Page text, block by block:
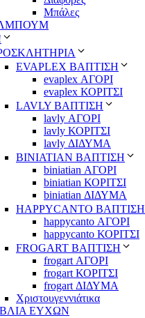
Μπάλες
EVAPLEX ΒΑΠΤΙΣΗ
evaplex ΑΓΟΡΙ
evaplex ΚΟΡΙΤΣΙ
LAVLY ΒΑΠΤΙΣΗ
lavly ΑΓΟΡΙ
lavly ΚΟΡΙΤΣΙ
lavly ΔΙΔΥΜΑ
ΒΙΝΙΑΤΙΑΝ ΒΑΠΤΙΣΗ
biniatian ΑΓΟΡΙ
biniatian ΚΟΡΙΤΣΙ
biniatian ΔΙΔΥΜΑ
HAPPYCANTO ΒΑΠΤΙΣΗ
happycanto ΑΓΟΡΙ
happycanto ΚΟΡΙΤΣΙ
FROGART ΒΑΠΤΙΣΗ
frogart ΑΓΟΡΙ
frogart ΚΟΡΙΤΣΙ
frogart ΔΙΔΥΜΑ
Χριστουγεννιάτικα
ΕΥΧΩΝ